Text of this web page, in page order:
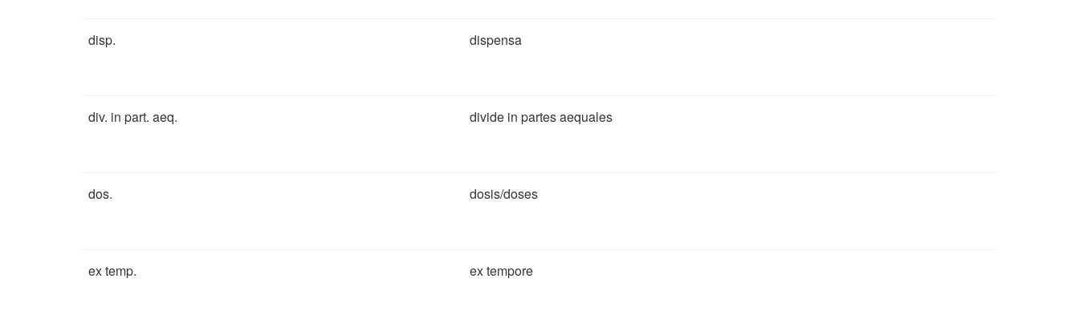
disp. dispensa
div. in part. aeq. divide in partes aequales
dos. dosis/doses
ex temp. ex tempore